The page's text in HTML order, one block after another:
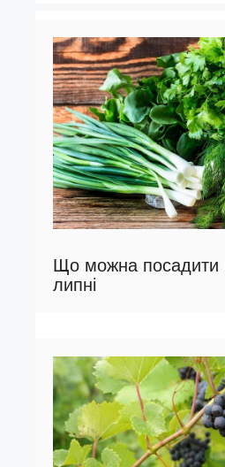
Що можна посадити
липні